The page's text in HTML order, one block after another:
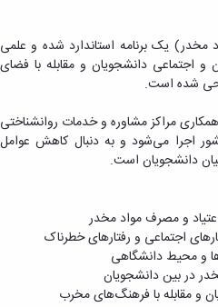
یک برنامه استاندارد شده و علمی
دانشجویان و مقابله با فضای
شده است.
مراکز مشاوره و خدمات روانشناختی
اجرا می‌شود و به دنبال کاهش عوامل
دانشجویان است.
و مصرف مواد مخدر
اجتماعی و رفتارهای خطرناک
و محیط دانشگاهی
در بین دانشجویان
و مقابله با فرهنگ‌های مخرب